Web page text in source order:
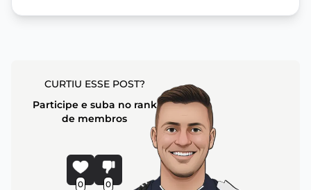
CURTIU ESSE POST?
Participe e suba no rank
de membros
0 0